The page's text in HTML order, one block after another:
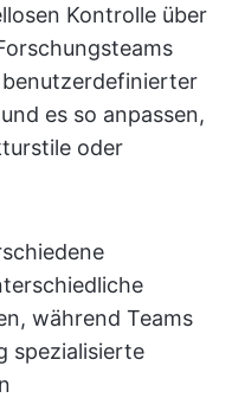
Kontrolle über
es so anpassen,
oder
während Teams
spezialisierte